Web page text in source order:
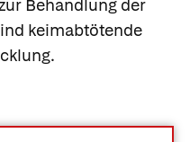
Behandlung der
keimabtötende